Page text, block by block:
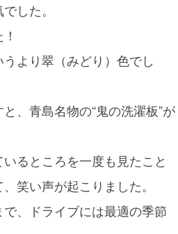
した。
より翠（みどり）色でし
、青島名物の“鬼の洗濯板”が
いるところを一度も見たこと
笑い声が起こりました。
、ドライブには最適の季節